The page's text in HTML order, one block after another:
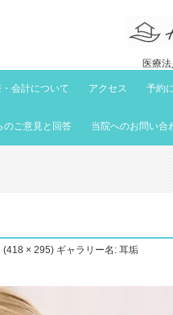
医療
会計について アクセス 予約
のご意見と回答 当院へのお問い合
(418 × 295) ギャラリー名: 耳垢